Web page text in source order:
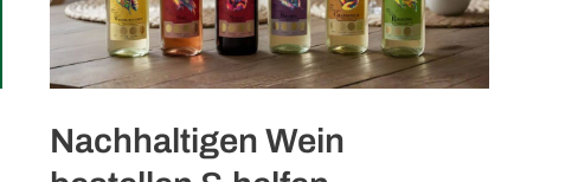
Nachhaltigen Wein